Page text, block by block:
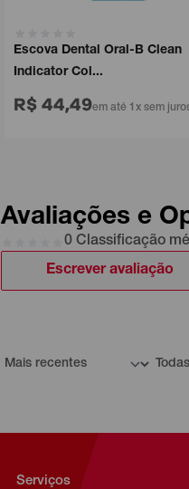
Escova Dental Oral-B Clean
Indicator Col...
R$ 44,49em até 1x sem
Avaliações e
0 Classificação
Escrever avaliação
Serviços